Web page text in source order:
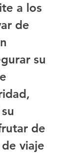
a los
de
su
de
viaje